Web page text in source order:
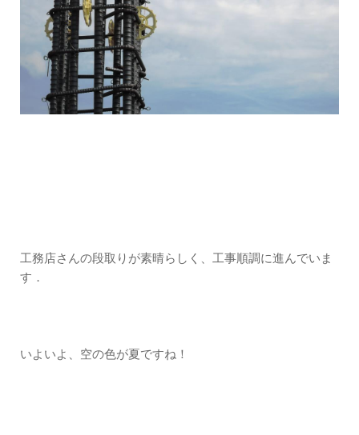
工務店さんの段取りが素晴らしく、工事順調に進んでいま
す．
いよいよ、空の色が夏ですね！